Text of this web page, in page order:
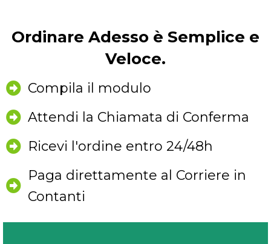
Ordinare Adesso è Semplice e
Veloce.
Compila il modulo
Attendi la Chiamata di Conferma
Ricevi l'ordine entro 24/48h
Paga direttamente al Corriere in
Contanti